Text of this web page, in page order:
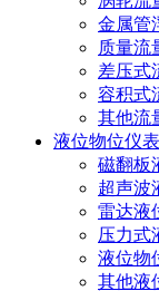
金属管
质量流
差压式
容积式
其他流
液位物位仪表
磁翻板
超声波
雷达液
压力式
液位物
其他液